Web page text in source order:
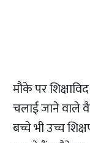
मौके पर
चलाई जाने वाले
बच्चे भी उच्च